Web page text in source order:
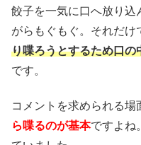
餃子を一気に口へ放り込
がらもぐもぐ。それだけ
り喋ろうとするため口の
です。
コメントを求められる場
ら喋るのが基本ですよね